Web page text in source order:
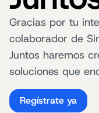
Gracias por tu
colaborador de
Juntos haremos
soluciones que
Regístrate ya